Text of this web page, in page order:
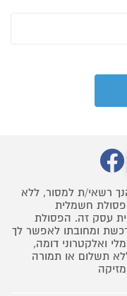
רשאי/ת למסור, ללא
חשמלית
עסק זה. הפסולת
ומחובתו לאפשר לך
ואלקטרוני דומה,
תשלום או תמורה